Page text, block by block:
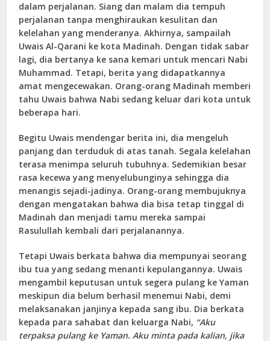
dalam perjalanan. Siang dan malam dia tempuh
perjalanan tanpa menghiraukan kesulitan dan
kelelahan yang menderanya. Akhirnya, sampailah
Uwais Al-Qarani ke kota Madinah. Dengan tidak sabar
lagi, dia bertanya ke sana kemari untuk mencari Nabi
Muhammad. Tetapi, berita yang didapatkannya
amat mengecewakan. Orang-orang Madinah memberi
tahu Uwais bahwa Nabi sedang keluar dari kota untuk
beberapa hari.
Begitu Uwais mendengar berita ini, dia mengeluh
panjang dan terduduk di atas tanah. Segala kelelahan
terasa menimpa seluruh tubuhnya. Sedemikian besar
rasa kecewa yang menyelubunginya sehingga dia
menangis sejadi-jadinya. Orang-orang membujuknya
dengan mengatakan bahwa dia bisa tetap tinggal di
Madinah dan menjadi tamu mereka sampai
Rasulullah kembali dari perjalanannya.
Tetapi Uwais berkata bahwa dia mempunyai seorang
ibu tua yang sedang menanti kepulangannya. Uwais
mengambil keputusan untuk segera pulang ke Yaman
meskipun dia belum berhasil menemui Nabi, demi
melaksanakan janjinya kepada sang ibu. Dia berkata
kepada para sahabat dan keluarga Nabi, “Aku
terpaksa pulang ke Yaman. Aku minta pada kalian, jika